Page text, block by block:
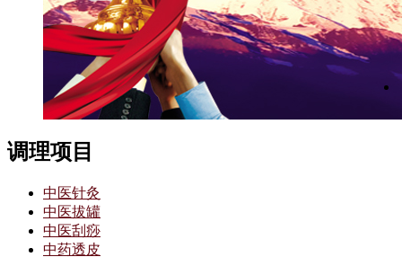
调理项目
中医针灸
中医拔罐
中医刮痧
中药透皮